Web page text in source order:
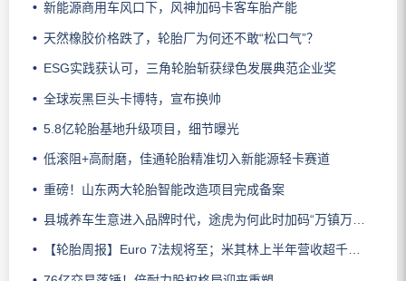
新能源商用车风口下，风神加码卡客车胎产能
天然橡胶价格跌了，轮胎厂为何还不敢“松口气”？
ESG实践获认可，三角轮胎斩获绿色发展典范企业奖
全球炭黑巨头卡博特，宣布换帅
5.8亿轮胎基地升级项目，细节曝光
低滚阻+高耐磨，佳通轮胎精准切入新能源轻卡赛道
重磅！山东两大轮胎智能改造项目完成备案
县城养车生意进入品牌时代，途虎为何此时加码“万镇万店”？
【轮胎周报】Euro 7法规将至；米其林上半年营收超千亿；倍耐力上半年盈利稳增；龙星炭黑斩获欧洲近万吨订单